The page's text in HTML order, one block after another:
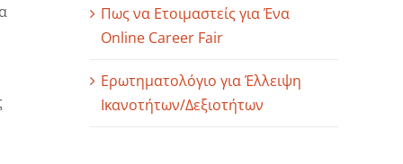
Πως να Ετοιμαστείς για Ένα
Online Career Fair
Ερωτηματολόγιο για Έλλειψη
Ικανοτήτων/Δεξιοτήτων